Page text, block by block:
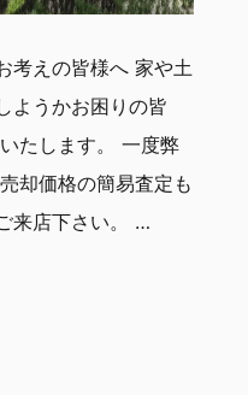
考えの皆様へ 家や土
ようかお困りの皆
たします。 一度弊
却価格の簡易査定も
来店下さい。 …
相談ください！】”